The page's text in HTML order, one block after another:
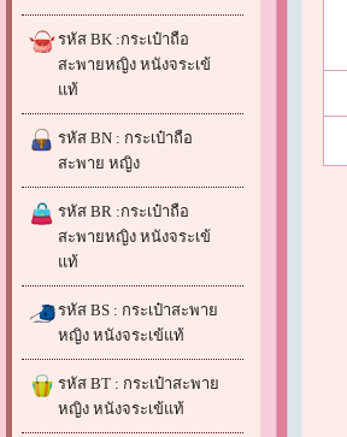
รหัส BK :กระเป๋าถือ
สะพายหญิง หนังจระเข้
แท้
รหัส BN : กระเป๋าถือ
สะพาย หญิง
รหัส BR :กระเป๋าถือ
สะพายหญิง หนังจระเข้
แท้
รหัส BS : กระเป๋าสะพาย
หญิง หนังจระเข้แท้
รหัส BT : กระเป๋าสะพาย
หญิง หนังจระเข้แท้